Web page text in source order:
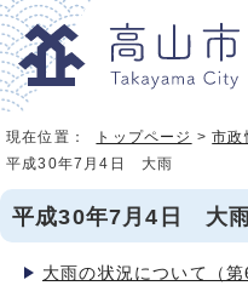
現在位置： トップページ >市政
平成30年7月4日 大雨
平成30年7月4日 大
大雨の状況について（第